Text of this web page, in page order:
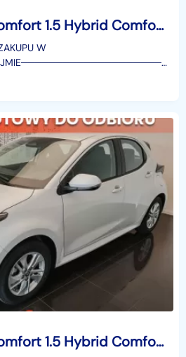
Toyota Yaris IV Comfort 1.5 Hybrid Comfort 1.5 Hybrid 116KM | Podgrzewane fotele!
W
Toyota Yaris IV Comfort 1.5 Hybrid Comfort 1.5 Hybrid 116KM | Tempomat adaptacyjny!